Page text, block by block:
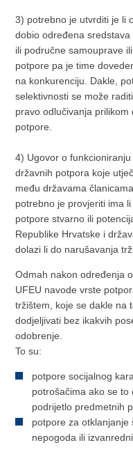
3) potrebno je utvrditi je li
dobio određena
ili područne samouprave
potpore pa je time
na konkurenciju. Dakle,
selektivnosti se može
pravo odlučivanja
potpore.
4) Ugovor o
državnih potpora koje
među državama
potrebno je provjeriti ima
potpore stvarno ili
Republike Hrvatske i
dolazi li do narušavanja
Odmah nakon određenja
UFEU navode vrste
tržištem, koje se dakle na
dodjeljivati bez ikakvih
odobrenje.
To su:
potpore socijalnog
potrošačima ako se to
podrijetlo predmetnih
potpore za otklanjanje
nepogoda ili